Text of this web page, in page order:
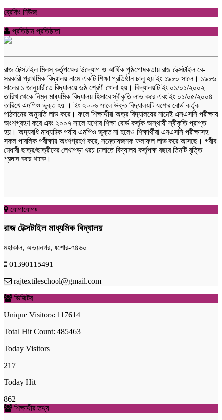
ব্রেকিং নিউজ
প্রতিষ্ঠান প্রতিষ্ঠাতা
রাজ টেক্সটাইল মিলস্ কর্তৃপক্ষের উদ্যোগ ও আর্থিক পৃষ্ঠপোষকতায় রাজ টেক্সটাইল বে-
সরকারী প্রাথমিক বিদ্যালয় নামে একটি শিক্ষা প্রতিষ্ঠান চালু হয় ইং ১৯৮০ সালে। ১৯৮৬
সালের ১ জানুয়ারীতে বিদ্যালয়ে ৬ষ্ঠ শ্রেণী খোলা হয়। বিদ্যালয়টি ইং ০১/০১/২০০২
তারিখ থেকে নিম্ন মাধ্যমিক বিদ্যালয় হিসাবে স্বীকৃতি লাভ করে এবং ইং ০১/০৫/২০০৪
তারিখে এমপিও ভুক্ত হয় । ইং ২০০৬ সালে উক্ত বিদ্যালয়টি যশোর বোর্ড কর্তৃক
পাঠদানের অনুমতি লাভ করে। ফলে শিক্ষার্থীরা অত্র বিদ্যালয়ের নামেই এসএসসি পরীক্ষায়
অংশগ্রহণ করে এবং ২০০৭ সালে যশোর শিক্ষা বোর্ড কর্তৃক অস্থায়ী স্বীকৃতি প্রাপ্ত
হয়। অদ্যবধি মাধ্যমিক পর্যায় এমপিও ভুক্ত না হলেও শিক্ষার্থীরা এসএসসি পরীক্ষাসহ
সকল পাবলিক পরীক্ষায় অংশগ্রহণ করে, সন্তোষজনক ফলাফল লাভ করে আসছে। গরীব
মেধাবী ছাত্র/ছাত্রীদের লেখাপড়া খরচ চালাতে বিদ্যালয় কর্তৃপক্ষ বছরে তিনটি বৃত্তি
প্রদান করে থাকে।
যোগাযোগঃ
রাজ টেক্সটাইল মাধ্যমিক বিদ্যালয়
মহাকাল, অভয়নগর, যশোর-৭৪৬০
01390115491
rajtextileschool@gmail.com
ভিজিটর
Unique Visitors: 117614
Total Hit Count: 485463
Today Visitors
217
Today Hit
862
শিক্ষার্থীর তথ্য